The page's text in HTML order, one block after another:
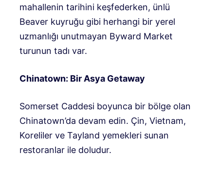
mahallenin tarihini keşfederken, ünlü
Beaver kuyruğu gibi herhangi bir yerel
uzmanlığı unutmayan Byward Market
turunun tadı var.
Chinatown: Bir Asya Getaway
Somerset Caddesi boyunca bir bölge olan
Chinatown’da devam edin. Çin, Vietnam,
Koreliler ve Tayland yemekleri sunan
restoranlar ile doludur.